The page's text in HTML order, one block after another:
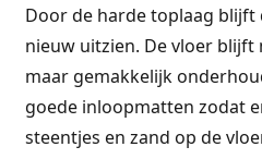
Door de harde toplaag blijft
nieuw uitzien. De vloer
maar gemakkelijk
goede inloopmatten zodat
steentjes en zand op de